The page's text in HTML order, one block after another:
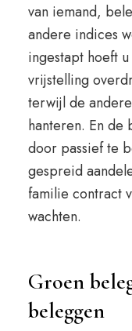
van iemand,
andere indices
ingestapt hoeft
vrijstelling
terwijl de
hanteren. En de
door passief te
gespreid
familie contract
wachten.
Groen
beleggen